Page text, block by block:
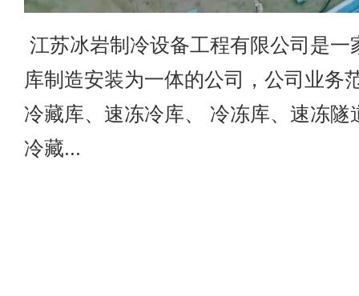
江苏冰岩制冷设备工程有限公司是一
库制造安装为一体的公司，公司业务
冷藏库、速冻冷库、 冷冻库、速冻隧
冷藏...